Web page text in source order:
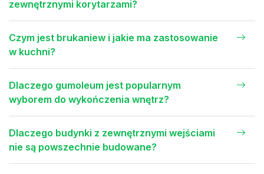
zewnętrznymi korytarzami?
Czym jest brukaniew i jakie ma zastosowanie
w kuchni?
Dlaczego gumoleum jest popularnym
wyborem do wykończenia wnętrz?
Dlaczego budynki z zewnętrznymi wejściami
nie są powszechnie budowane?